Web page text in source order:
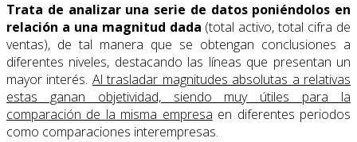
Trata de analizar una serie de datos poniéndolos en
relación a una magnitud dada (total activo, total cifra de
ventas), de tal manera que se obtengan conclusiones a
diferentes niveles, destacando las líneas que presentan un
mayor interés. Al trasladar magnitudes absolutas a relativas
estas ganan objetividad, siendo muy útiles para la
comparación de la misma empresa en diferentes periodos
como comparaciones interempresas.